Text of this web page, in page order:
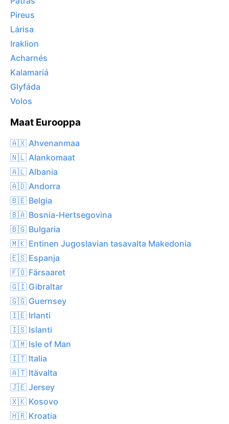
Pireus
Lárisa
Iraklion
Acharnés
Kalamariá
Glyfáda
Volos
Maat Eurooppa
🇦🇽 Ahvenanmaa
🇳🇱 Alankomaat
🇦🇱 Albania
🇦🇩 Andorra
🇧🇪 Belgia
🇧🇦 Bosnia-Hertsegovina
🇧🇬 Bulgaria
🇲🇰 Entinen Jugoslavian tasavalta Makedonia
🇪🇸 Espanja
🇫🇴 Färsaaret
🇬🇮 Gibraltar
🇬🇬 Guernsey
🇮🇪 Irlanti
🇮🇸 Islanti
🇮🇲 Isle of Man
🇮🇹 Italia
🇦🇹 Itävalta
🇯🇪 Jersey
🇽🇰 Kosovo
🇭🇷 Kroatia